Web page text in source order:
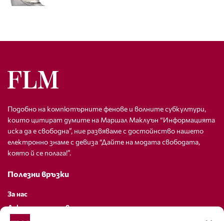
Подобно на компютърните фенове и волните субкултури,
които цитират думите на Маршал Маклуън “Информацията
иска да е свободна”, ние развяваме с достойнство нашето
електронно знаме с девиза “Дайте на модата свободата,
която й се полага!”.
Полезни връзки
За нас
Декларация за поверителност